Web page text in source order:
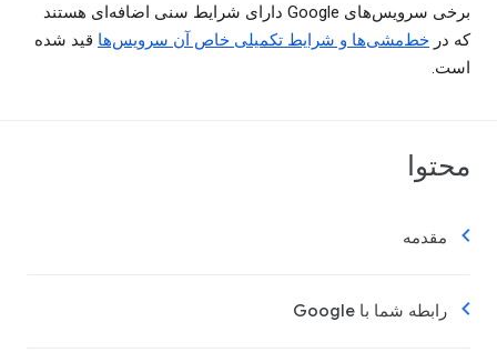
برخی سرویس‌های Google دارای شرایط سنی اضافه‌ای هستند
که در خط‌مشی‌ها و شرایط تکمیلی خاص آن سرویس‌ها قید شده
است.
محتوا
مقدمه
رابطه شما با Google